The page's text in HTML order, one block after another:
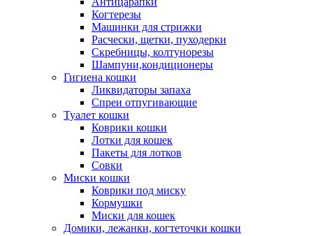
Когтерезы
Машинки для стрижки
Расчески, щетки, пуходерки
Скребницы, колтунорезы
Шампуни,кондиционеры
Гигиена кошки
Ликвидаторы запаха
Спреи отпугивающие
Туалет кошки
Коврики кошки
Лотки для кошек
Пакеты для лотков
Совки
Миски кошки
Коврики под миску
Кормушки
Миски для кошек
Домики, лежанки, когтеточки кошки